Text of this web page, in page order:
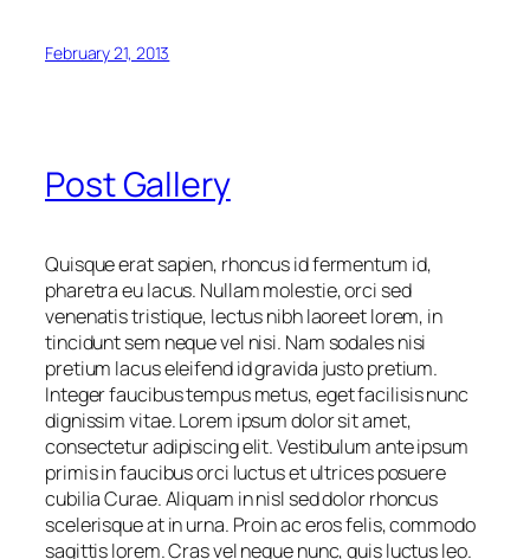
February 21, 2013
Post Gallery
Quisque erat sapien, rhoncus id fermentum id,
pharetra eu lacus. Nullam molestie, orci sed
venenatis tristique, lectus nibh laoreet lorem, in
tincidunt sem neque vel nisi. Nam sodales nisi
pretium lacus eleifend id gravida justo pretium.
Integer faucibus tempus metus, eget facilisis nunc
dignissim vitae. Lorem ipsum dolor sit amet,
consectetur adipiscing elit. Vestibulum ante ipsum
primis in faucibus orci luctus et ultrices posuere
cubilia Curae. Aliquam in nisl sed dolor rhoncus
scelerisque at in urna. Proin ac eros felis, commodo
sagittis lorem. Cras vel neque nunc, quis luctus leo.